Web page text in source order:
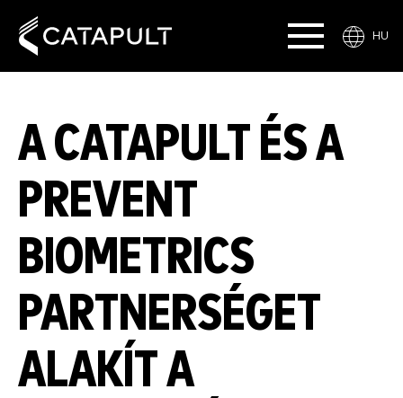
HU
A CATAPULT ÉS A
PREVENT
BIOMETRICS
PARTNERSÉGET
ALAKÍT A